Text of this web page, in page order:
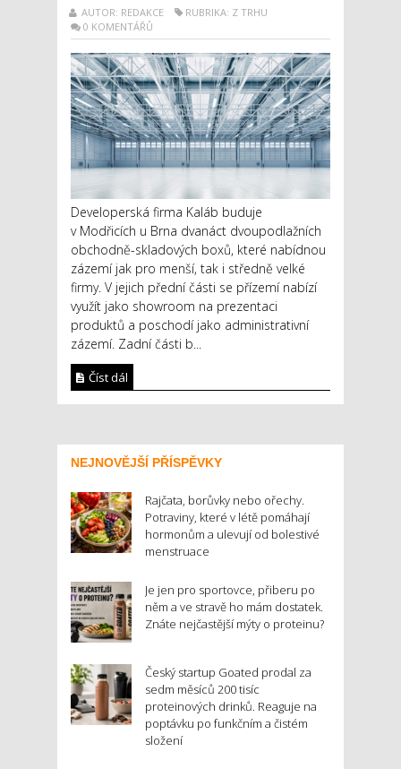
AUTOR: REDAKCE
RUBRIKA: Z TRHU
0 KOMENTÁŘŮ
Developerská firma Kaláb buduje
v Modřicích u Brna dvanáct dvoupodlažních
obchodně-skladových boxů, které nabídnou
zázemí jak pro menší, tak i středně velké
firmy. V jejich přední části se přízemí nabízí
využít jako showroom na prezentaci
produktů a poschodí jako administrativní
zázemí. Zadní části b...
Číst dál
NEJNOVĚJŠÍ PŘÍSPĚVKY
Rajčata, borůvky nebo ořechy.
Potraviny, které v létě pomáhají
hormonům a ulevují od bolestivé
menstruace
Je jen pro sportovce, přiberu po
něm a ve stravě ho mám dostatek.
Znáte nejčastější mýty o proteinu?
Český startup Goated prodal za
sedm měsíců 200 tisíc
proteinových drinků. Reaguje na
poptávku po funkčním a čistém
složení